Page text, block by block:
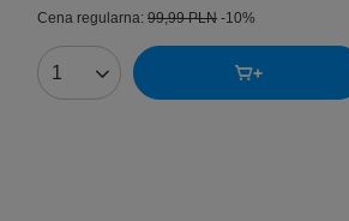
Cena regularna: 99,99 PLN -10%
Ilość produktów